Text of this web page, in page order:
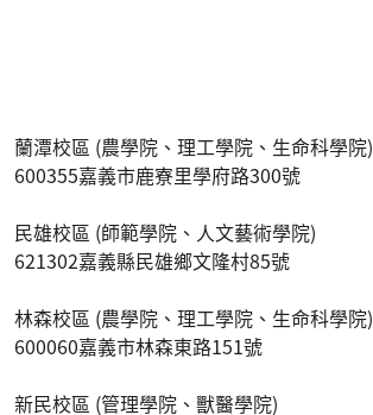
蘭潭校區 (農學院、理工學院、生命科學院)
600355嘉義市鹿寮里學府路300號
民雄校區 (師範學院、人文藝術學院)
621302嘉義縣民雄鄉文隆村85號
林森校區 (農學院、理工學院、生命科學院)
600060嘉義市林森東路151號
新民校區 (管理學院、獸醫學院)